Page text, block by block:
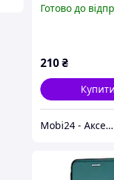
(Різні кольори)
Готово до
210₴
Купити
Mobi24 - Аксесуари для смартфонів